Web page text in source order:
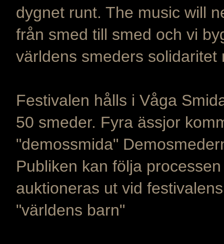
dygnet runt. The music will
från smed till smed och vi
världens smeders solidaritet
Festivalen hålls i Våga
50 smeder. Fyra ässjor
"demossmida"
Publiken kan följa
auktioneras ut vid
"världens barn"